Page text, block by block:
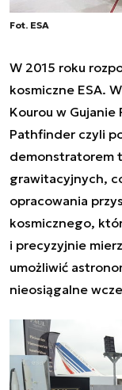
Fot. ESA
W 2015 roku
kosmiczne ESA.
Kourou w
Pathfinder czyli
demonstratorem
grawitacyjnych,
opracowania
kosmicznego,
i precyzyjnie
umożliwić
nieosiągalne